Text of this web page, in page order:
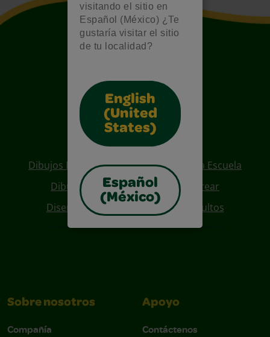
visitando el sitio en
Español (México) ¿Te
gustaría visitar el sitio
de tu localidad?
English
(United
States)
Español
(México)
Also of Interest
Dibujos Para Colorear De Regreso A La Escuela
Dibujos De Personajes Para Colorear
Diseños Para Coloreables Para Adultos
Sobre nosotros
Compañía
Apoyo
Contáctenos